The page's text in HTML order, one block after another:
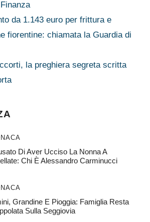
da 1.143 euro per frittura e
fiorentine: chiamata la Guardia di
la preghiera segreta scritta
Di Aver Ucciso La Nonna A
Chi È Alessandro Carminucci
Grandine E Pioggia: Famiglia Resta
Sulla Seggiovia